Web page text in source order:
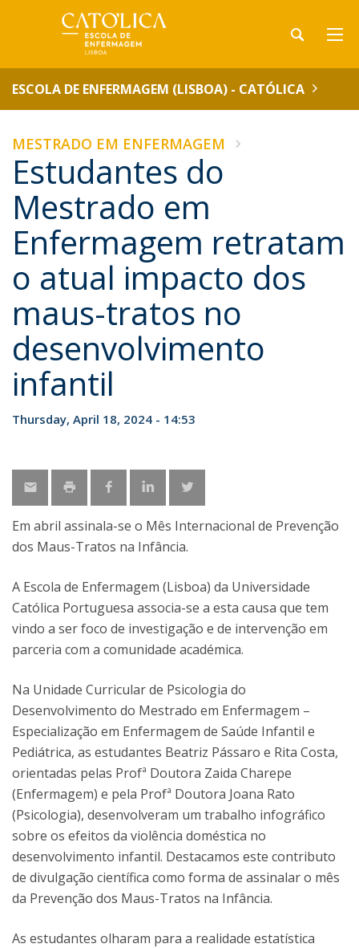
ESCOLA DE ENFERMAGEM (LISBOA) - CATÓLICA
MESTRADO EM ENFERMAGEM
Estudantes do
Mestrado em
Enfermagem retratam
o atual impacto dos
maus-tratos no
desenvolvimento
infantil
Thursday, April 18, 2024 - 14:53
Em abril assinala-se o Mês Internacional de Prevenção
dos Maus-Tratos na Infância.
A Escola de Enfermagem (Lisboa) da Universidade
Católica Portuguesa associa-se a esta causa que tem
vindo a ser foco de investigação e de intervenção em
parceria com a comunidade académica.
Na Unidade Curricular de Psicologia do
Desenvolvimento do Mestrado em Enfermagem –
Especialização em Enfermagem de Saúde Infantil e
Pediátrica, as estudantes Beatriz Pássaro e Rita Costa,
orientadas pelas Profª Doutora Zaida Charepe
(Enfermagem) e pela Profª Doutora Joana Rato
(Psicologia), desenvolveram um trabalho infográfico
sobre os efeitos da violência doméstica no
desenvolvimento infantil. Destacamos este contributo
de divulgação científica como forma de assinalar o mês
da Prevenção dos Maus-Tratos na Infância.
As estudantes olharam para a realidade estatística